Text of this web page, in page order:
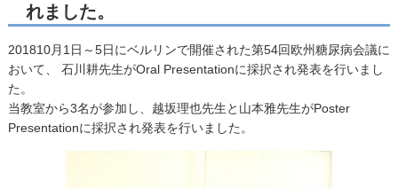
れました。
201810月1日～5日にベルリンで開催された第54回欧州糖尿病会議に
おいて、 石川耕先生がOral Presentationに採択され発表を行いまし
た。
当教室から3名が参加し、越坂理也先生と山本雅先生がPoster
Presentationに採択され発表を行いました。